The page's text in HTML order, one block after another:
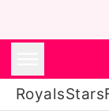
RoyalsStars